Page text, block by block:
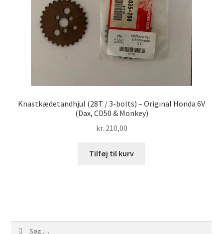
Knastkædetandhjul (28T / 3-bolts) – Original Honda 6V
(Dax, CD50 & Monkey)
kr. 210,00
Tilføj til kurv